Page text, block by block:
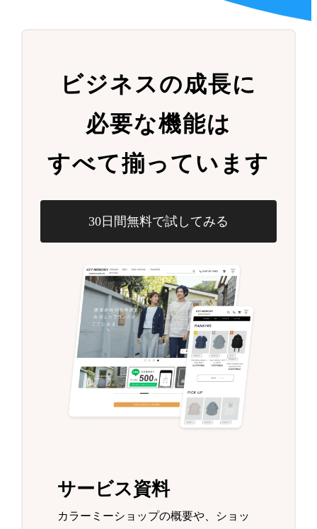
ビジネスの成長に
必要な機能は
すべて揃っています
30日間無料で試してみる
サービス資料
カラーミーショップの概要や、ショッ